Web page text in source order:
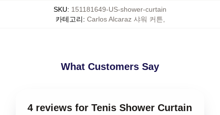
SKU: 151181649-US-shower-curtain
카테고리: Carlos Alcaraz 샤워 커튼
What Customers Say
4 reviews for Tenis Shower Curtain